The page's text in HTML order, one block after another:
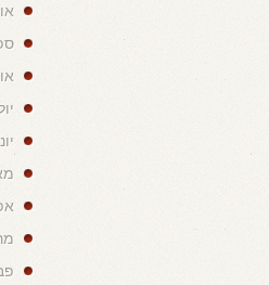
יולי
יוני
מאי
מרץ